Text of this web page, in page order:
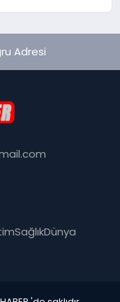
Adresi
SağlıkDünya